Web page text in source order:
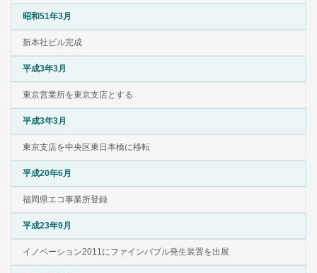
昭和51年3月
新本社ビル完成
平成3年3月
東京営業所を東京支店とする
平成3年3月
東京支店を中央区東日本橋に移転
平成20年6月
福岡県エコ事業所登録
平成23年9月
イノベーション2011にファインバブル発生装置を出展